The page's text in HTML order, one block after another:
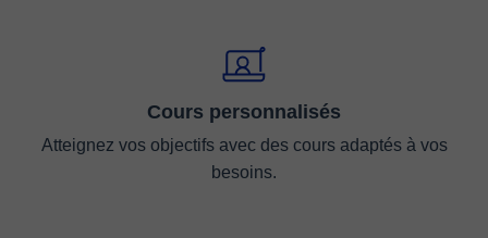
Cours personnalisés
Atteignez vos objectifs avec des cours adaptés à vos
besoins.